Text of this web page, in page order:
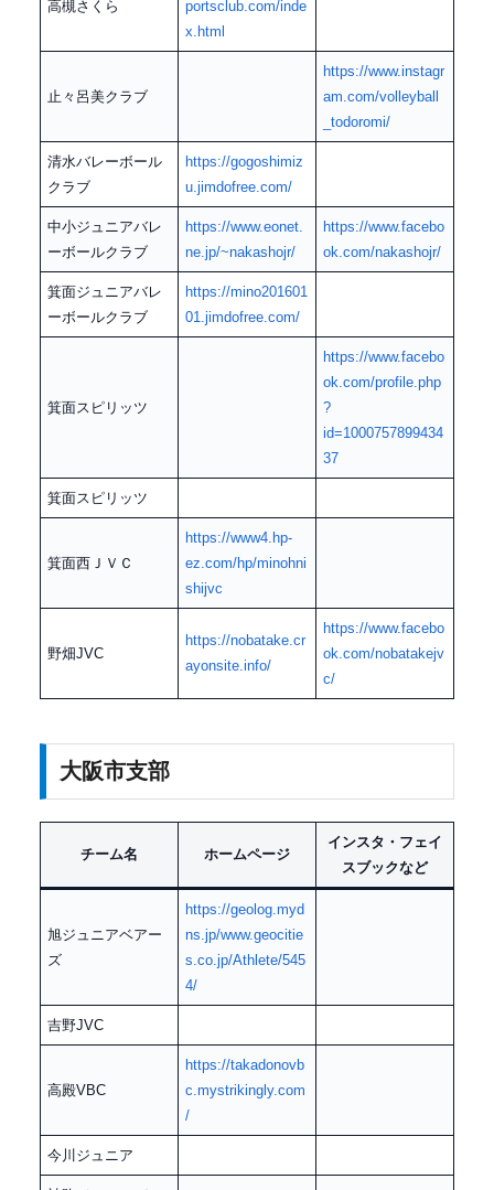
高槻さくら
portsclub.com/inde
x.html
止々呂美クラブ
https://www.instagr
am.com/volleyball
_todoromi/
清水バレーボール
クラブ
https://gogoshimiz
u.jimdofree.com/
中小ジュニアバレ
ーボールクラブ
https://www.eonet.
ne.jp/~nakashojr/
https://www.facebo
ok.com/nakashojr/
箕面ジュニアバレ
ーボールクラブ
https://mino201601
01.jimdofree.com/
箕面スピリッツ
https://www.facebo
ok.com/profile.php
?
id=1000757899434
37
箕面スピリッツ
箕面西ＪＶＣ
https://www4.hp-
ez.com/hp/minohni
shijvc
野畑JVC
https://nobatake.cr
ayonsite.info/
https://www.facebo
ok.com/nobatakejv
c/
大阪市支部
チーム名 ホームページ
インスタ・フェイ
スブックなど
旭ジュニアベアー
ズ
https://geolog.myd
ns.jp/www.geocitie
s.co.jp/Athlete/545
4/
吉野JVC
高殿VBC
https://takadonovb
c.mystrikingly.com
/
今川ジュニア